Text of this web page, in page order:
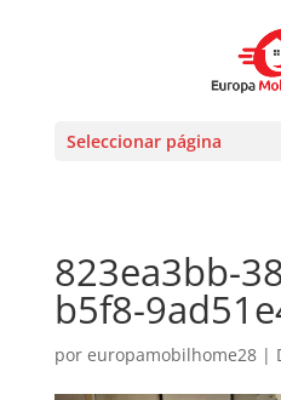
Seleccionar página
823ea3bb-
b5f8-
por europamobilhome28|